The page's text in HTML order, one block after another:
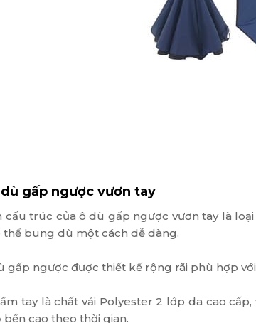
gấp ngược vươn tay
cấu trúc của ô dù gấp ngược vươn tay là
bung dù một cách dễ dàng.
gấp ngược được thiết kế rộng rãi phù hợp
tay là chất vải Polyester 2 lớp da cao
cao theo thời gian.